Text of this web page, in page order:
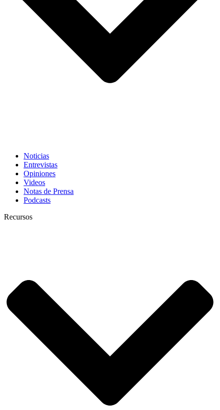
Noticias
Entrevistas
Opiniones
Videos
Notas de Prensa
Podcasts
Recursos